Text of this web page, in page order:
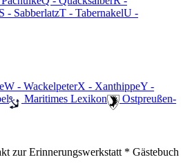
S - SabberlatzT - TabernakelU -
W - WackelpeterX - XanthippeY -
️ Maritimes Lexikon
️ Ostpreußen-
zur Erinnerungswerkstatt * Gästebuch